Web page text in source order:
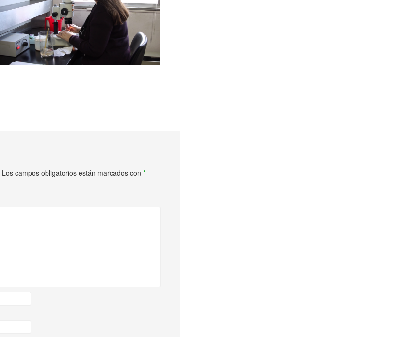
Los campos obligatorios están marcados con *